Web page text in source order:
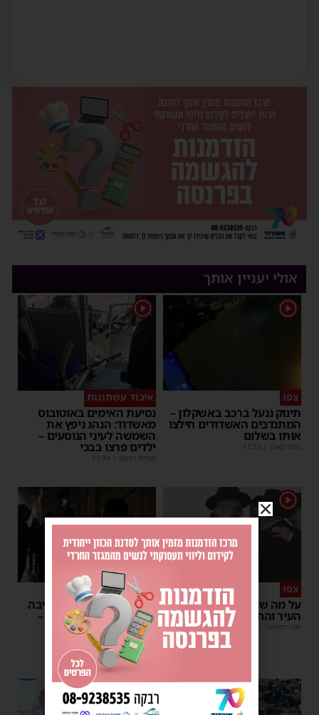
אולי יעניין אותך
תינוק ננעל ברכב באשקלון –
המתנדבים האשדודים חילצו
אותו בשלום
משה קאהן |
11:53
איבוד עשתונות
נסיעת האימים באוטובוס
מאשדוד: הנהג ניפץ את
השמשה לעיני הנוסעים –
ילדים פרצו בבכי
מנחם דויטש |
11:34
על מה שוחחו מ"מ ראש
העיר והחיד"א אברג׳ל?
יוסי יחזקאלי |
23:37
פירות ההסתה
אימה באשדוד: בחור ישיבה
בן 13 נשדד באיומי רצח –
המשטרה הקימה צח”מ
מנחם דויטש |
22:32